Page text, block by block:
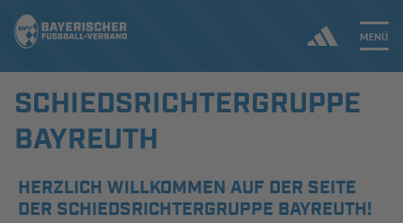
MENÜ
Jetzt einloggen
ERGEBNISSE & WETTBEWERBE
SCHIEDSRICHTERGRUPPE
BAYREUTH
HERZLICH WILLKOMMEN AUF DER SEITE
DER SCHIEDSRICHTERGRUPPE BAYREUTH!